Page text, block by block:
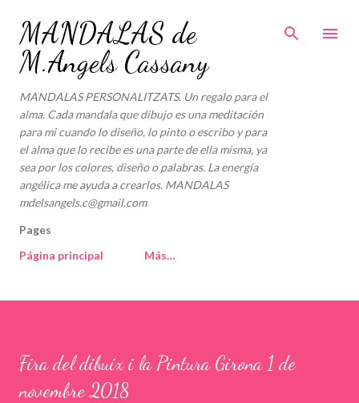
Ir al contenido principal
MANDALAS de
M.Angels Cassany
MANDALAS PERSONALITZATS. Un regalo para el
alma. Cada mandala que dibujo es una meditación
para mi cuando lo diseño, lo pinto o escribo y para
el alma que lo recibe es una parte de ella misma, ya
sea por los colores, diseño o palabras. La energía
angélica me ayuda a crearlos. MANDALAS
mdelsangels.c@gmail.com
Pages
Página principal
Más…
Fira del dibuix i la Pintura Girona 1 de
novembre 2018